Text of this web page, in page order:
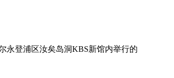
永登浦区汝矣岛洞KBS新馆内举行的